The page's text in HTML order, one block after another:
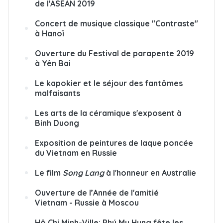
de l'ASEAN 2019
Concert de musique classique "Contraste"
à Hanoï
Ouverture du Festival de parapente 2019
à Yên Bai
Le kapokier et le séjour des fantômes
malfaisants
Les arts de la céramique s'exposent à
Binh Duong
Exposition de peintures de laque poncée
du Vietnam en Russie
Le film Song Lang à l'honneur en Australie
Ouverture de l’Année de l'amitié
Vietnam - Russie à Moscou